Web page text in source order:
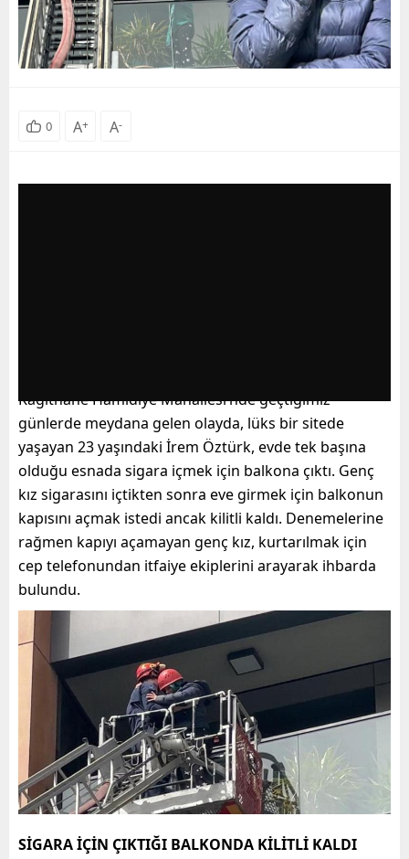
0 A+ A-
Kağıthane Hamidiye Mahallesi’nde geçtiğimiz
günlerde meydana gelen olayda, lüks bir sitede
yaşayan 23 yaşındaki İrem Öztürk, evde tek başına
olduğu esnada sigara içmek için balkona çıktı. Genç
kız sigarasını içtikten sonra eve girmek için balkonun
kapısını açmak istedi ancak kilitli kaldı. Denemelerine
rağmen kapıyı açamayan genç kız, kurtarılmak için
cep telefonundan itfaiye ekiplerini arayarak ihbarda
bulundu.
SİGARA İÇİN ÇIKTIĞI BALKONDA KİLİTLİ KALDI